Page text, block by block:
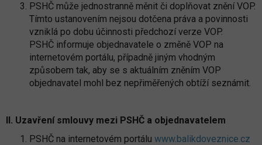
PSHČ může jednostranně měnit či doplňovat znění VOP.
Tímto ustanovením nejsou dotčena práva a povinnosti
vzniklá po dobu účinnosti předchozí verze VOP.
PSHČ informuje objednavatele o změně VOP na
internetovém portálu, případně jiným vhodným
způsobem tak, aby se s aktuálním zněním VOP
objednavatel mohl bez nepřiměřených obtíží seznámit.
II. Uzavření smlouvy mezi PSHČ a objednavatelem
PSHČ na internetovém portálu www.balikdoveznice.cz